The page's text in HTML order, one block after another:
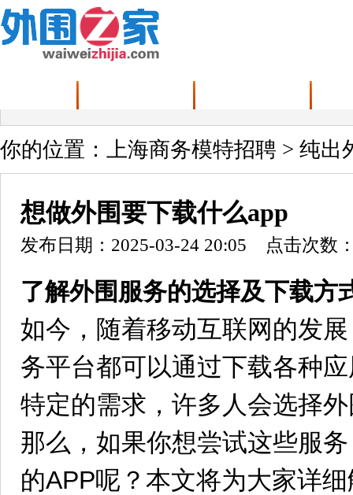
你的位置： 上海商务模特招聘 > 纯出
想做外围要下载什么app
发布日期：2025-03-24 20:05 点击次数
了解外围服务的选择及下载方
如今，随着移动互联网的发
务平台都可以通过下载各种
特定的需求，许多人会选择
那么，如果你想尝试这些服
的APP呢？本文将为大家详